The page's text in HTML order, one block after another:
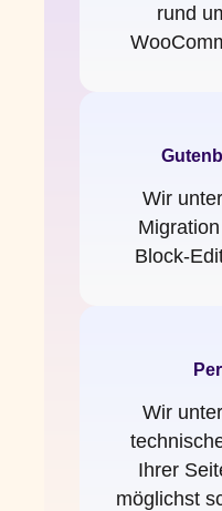
rund
Wir
Block-
Wir
Ihrer
möglichst